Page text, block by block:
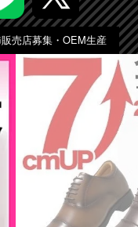
販売店募集・OEM生産